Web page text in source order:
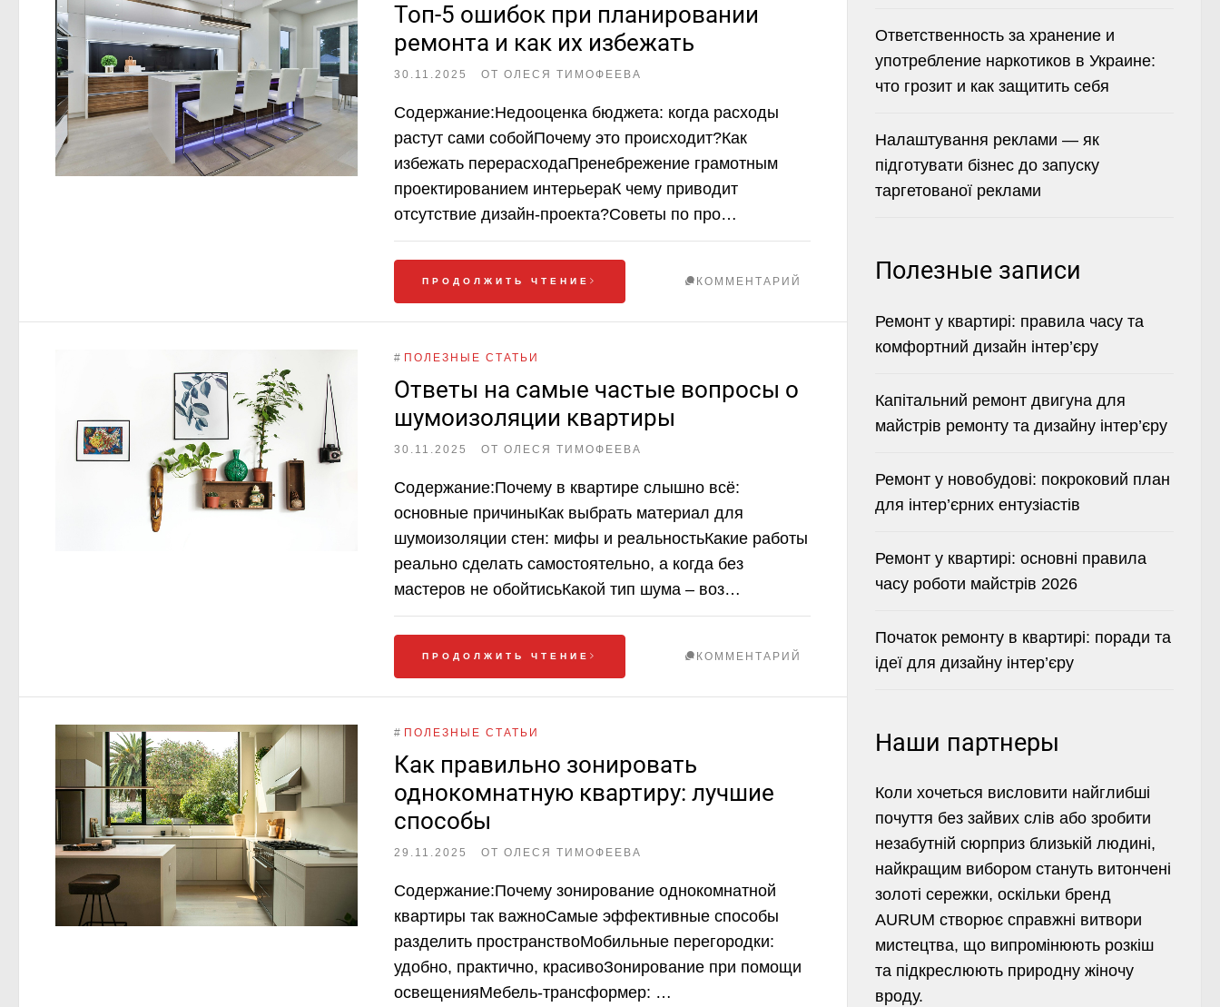
Топ-5 ошибок при планировании
ремонта и как их избежать
30.11.2025 ОТ ОЛЕСЯ ТИМОФЕЕВА
Содержание:Недооценка бюджета: когда расходы
растут сами собойПочему это происходит?Как
избежать перерасходаПренебрежение грамотным
проектированием интерьераК чему приводит
отсутствие дизайн-проекта?Советы по про…
ПРОДОЛЖИТЬ ЧТЕНИЕ КОММЕНТАРИЙ
# ПОЛЕЗНЫЕ СТАТЬИ
Ответы на самые частые вопросы о
шумоизоляции квартиры
30.11.2025 ОТ ОЛЕСЯ ТИМОФЕЕВА
Содержание:Почему в квартире слышно всё:
основные причиныКак выбрать материал для
шумоизоляции стен: мифы и реальностьКакие работы
реально сделать самостоятельно, а когда без
мастеров не обойтисьКакой тип шума – воз…
ПРОДОЛЖИТЬ ЧТЕНИЕ КОММЕНТАРИЙ
# ПОЛЕЗНЫЕ СТАТЬИ
Как правильно зонировать
однокомнатную квартиру: лучшие
способы
29.11.2025 ОТ ОЛЕСЯ ТИМОФЕЕВА
Содержание:Почему зонирование однокомнатной
квартиры так важноСамые эффективные способы
разделить пространствоМобильные перегородки:
удобно, практично, красивоЗонирование при помощи
освещенияМебель-трансформер: …
Ответственность за хранение и
употребление наркотиков в Украине:
что грозит и как защитить себя
Налаштування реклами — як
підготувати бізнес до запуску
таргетованої реклами
Полезные записи
Ремонт у квартирі: правила часу та
комфортний дизайн інтер’єру
Капітальний ремонт двигуна для
майстрів ремонту та дизайну інтер’єру
Ремонт у новобудові: покроковий план
для інтер’єрних ентузіастів
Ремонт у квартирі: основні правила
часу роботи майстрів 2026
Початок ремонту в квартирі: поради та
ідеї для дизайну інтер’єру
Наши партнеры
Коли хочеться висловити найглибші
почуття без зайвих слів або зробити
незабутній сюрприз близькій людині,
найкращим вибором стануть витончені
золоті сережки, оскільки бренд
AURUM створює справжні витвори
мистецтва, що випромінюють розкіш
та підкреслюють природну жіночу
вроду.